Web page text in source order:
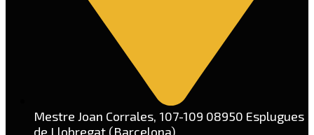
Mestre Joan Corrales, 107-109 08950 Esplugues
de Llobregat (Barcelona)